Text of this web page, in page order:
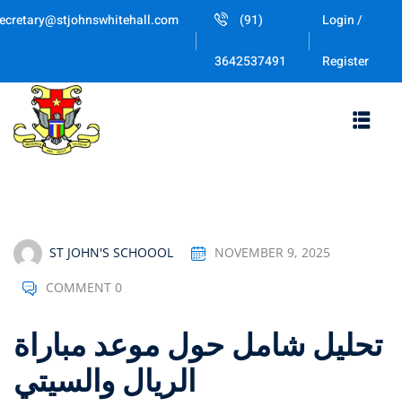
Skip
(91)
3642537491
Login /
Register
ST JOHN'S SCHOOOL NOVEMBER 9, 2025
COMMENT 0
تحليل شامل حول موعد مباراة
الريال والسيتي